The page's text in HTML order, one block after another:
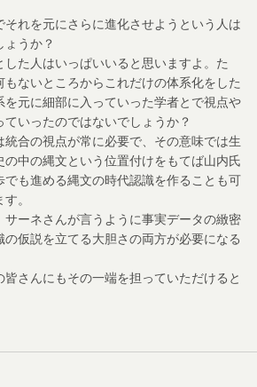
それを元にさらに進化させようという人は
ょうか？
た人はいっぱいいると思いますよ。た
もないところからこれだけの体系化をした
を元に細部に入っていった学者とで視点や
ていったのではないでしょうか？
統合の視点が常に必要で、その意味では生
の中の縄文という位置付けをもてば山内氏
でも進める縄文の時代認識を作ることも可
。
サーネさんが言うように事実データの緻密
の仮説を立てる大胆さの両方が必要になる
皆さんにもその一端を担っていただけると